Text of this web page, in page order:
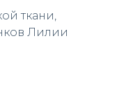
ткани,
Лилии